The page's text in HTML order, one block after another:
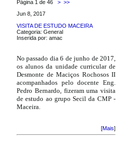
Página 1 de 46 > >>
Jun 8, 2017
VISITA DE ESTUDO MACEIRA
Categoria: General
Inserida por: amac
No passado dia 6 de junho de 2017,
os alunos da unidade curricular de
Desmonte de Maciços Rochosos II
acompanhados pelo docente Eng.
Pedro Bernardo, fizeram uma visita
de estudo ao grupo Secil da CMP -
Maceira.
[Mais]